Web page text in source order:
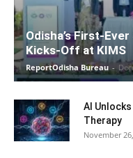
Odisha’s First-
Kicks-Off at KIMS
ReportOdisha Bureau -
AI
Therapy
November